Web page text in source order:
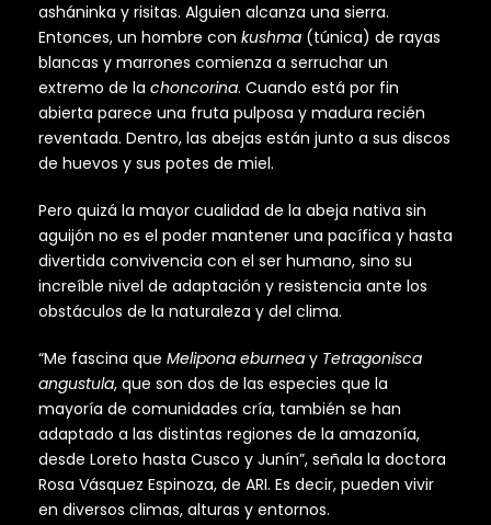
asháninka y risitas. Alguien alcanza una sierra.
Entonces, un hombre con kushma (túnica) de rayas
blancas y marrones comienza a serruchar un
extremo de la choncorina. Cuando está por fin
abierta parece una fruta pulposa y madura recién
reventada. Dentro, las abejas están junto a sus discos
de huevos y sus potes de miel.
Pero quizá la mayor cualidad de la abeja nativa sin
aguijón no es el poder mantener una pacífica y hasta
divertida convivencia con el ser humano, sino su
increíble nivel de adaptación y resistencia ante los
obstáculos de la naturaleza y del clima.
“Me fascina que Melipona eburnea y Tetragonisca
angustula, que son dos de las especies que la
mayoría de comunidades cría, también se han
adaptado a las distintas regiones de la amazonía,
desde Loreto hasta Cusco y Junín”, señala la doctora
Rosa Vásquez Espinoza, de ARI. Es decir, pueden vivir
en diversos climas, alturas y entornos.